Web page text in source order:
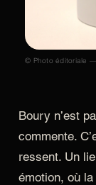
© Photo éditoriale
Boury n’est
commente.
ressent. Un
émotion, où